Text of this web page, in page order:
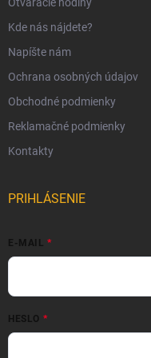
Kde nás nájdete?
Napíšte nám
Ochrana osobných údajov
Obchodné podmienky
Reklamačné podmienky
Kontakty
PRIHLÁSENIE
E-MAIL
HESLO